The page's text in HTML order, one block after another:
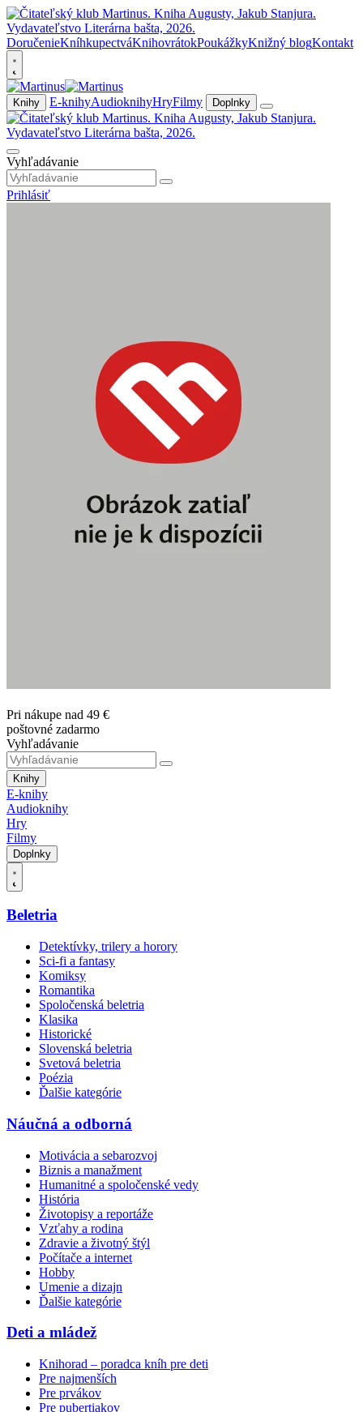
DoručenieKníhkupectváKnihovrátokPoukážkyKnižný blogKontakt
Knihy E-knihyAudioknihyHryFilmy Doplnky
Vyhľadávanie
Prihlásiť
Pri nákupe nad 49 €
poštovné zadarmo
Vyhľadávanie
Knihy
E-knihy
Audioknihy
Hry
Filmy
Doplnky
Beletria
Detektívky, trilery a horory
Sci-fi a fantasy
Komiksy
Romantika
Spoločenská beletria
Klasika
Historické
Slovenská beletria
Svetová beletria
Poézia
Ďalšie kategórie
Náučná a odborná
Motivácia a sebarozvoj
Biznis a manažment
Humanitné a spoločenské vedy
História
Životopisy a reportáže
Vzťahy a rodina
Zdravie a životný štýl
Počítače a internet
Hobby
Umenie a dizajn
Ďalšie kategórie
Deti a mládež
Knihorad – poradca kníh pre deti
Pre najmenších
Pre prvákov
Pre pubertiakov